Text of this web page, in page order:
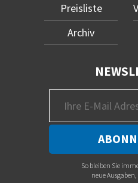
Preisliste
Archiv
So bleiben Sie
neue